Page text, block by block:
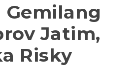
Gemilang
Jatim,
Risky